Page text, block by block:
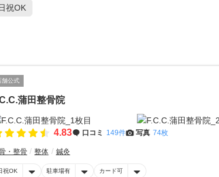
祝OK
舗公式
蒲田整骨院
4.83 口コミ 149件 写真 74枚
・整骨 整体 鍼灸
祝OK 駐車場有 カード可